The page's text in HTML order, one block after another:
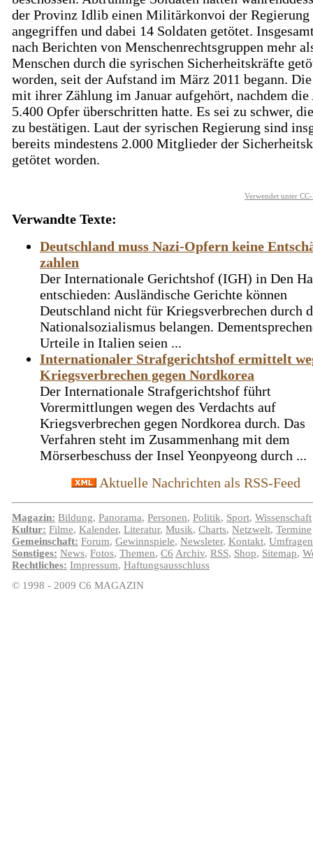
der Provinz Idlib einen Militärkonvoi der Regierung
angegriffen und dabei 14 Soldaten getötet.
nach Berichten von Menschenrechtsgruppen mehr
Menschen durch die syrischen Sicherheitskräfte
worden, seit der Aufstand im März 2011 begann.
mit ihrer Zählung im Januar aufgehört, nachdem die
5.400 Opfer überschritten hatte. Es sei zu schwer,
zu bestätigen. Laut der syrischen Regierung sind
bereits mindestens 2.000 Mitglieder der
getötet worden.
Verwendet unter
Verwandte Texte:
Deutschland muss Nazi-Opfern keine
zahlen
Der Internationale Gerichtshof (IGH) in Den
entschieden: Ausländische Gerichte können
Deutschland nicht für Kriegsverbrechen durch
Nationalsozialismus belangen.
Urteile in Italien seien ...
Internationaler Strafgerichtshof ermittelt
Kriegsverbrechen gegen Nordkorea
Der Internationale Strafgerichtshof führt
Vorermittlungen wegen des Verdachts auf
Kriegsverbrechen gegen Nordkorea durch. Das
Verfahren steht im Zusammenhang mit dem
Mörserbeschuss der Insel Yeonpyeong durch ...
Aktuelle Nachrichten als RSS-Feed
Magazin: Bildung, Panorama, Personen, Politik, Sport, Wissenschaft
Kultur: Filme, Kalender, Literatur, Musik, Charts, Netzwelt, Termine
Gemeinschaft: Forum, Gewinnspiele, Newsleter, Kontakt, Umfragen
Sonstiges: News, Fotos, Themen, C6 Archiv, RSS, Shop, Sitemap,
Rechtliches: Impressum, Haftungsausschluss
© 1998 - 2009 C6 MAGAZIN